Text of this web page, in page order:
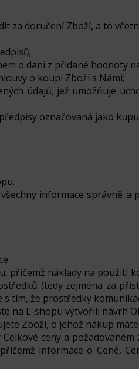
za doručení Zboží, a to
o dani z přidané hodnoty
o koupi Zboží s Námi;
údajů, jež umožňuje
označovaná jako
informace správně
přičemž náklady na
(tedy zejména za
tím, že prostředky
na E-shopu vytvořili návrh
Zboží, o jehož nákup
ceny a
informace o Ceně,